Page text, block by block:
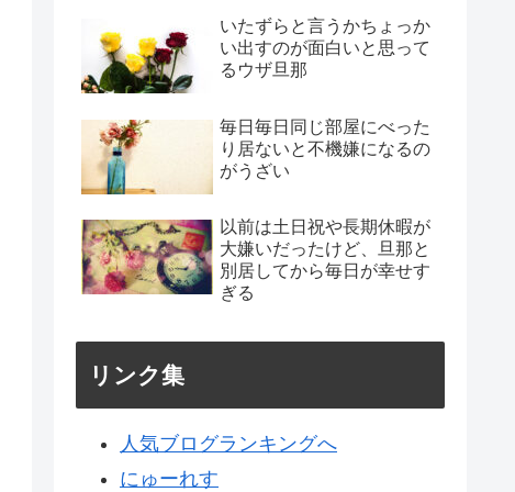
してる
いたずらと言うかちょっか
い出すのが面白いと思って
るウザ旦那
毎日毎日同じ部屋にべった
り居ないと不機嫌になるの
がうざい
以前は土日祝や長期休暇が
大嫌いだったけど、旦那と
別居してから毎日が幸せす
ぎる
リンク集
人気ブログランキングへ
にゅーれす